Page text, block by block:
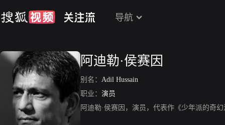
导航
阿迪勒·侯赛因
别名： Adil Hussain
职业： 演员
阿迪勒·侯赛因，演员，代表作《少年派的奇